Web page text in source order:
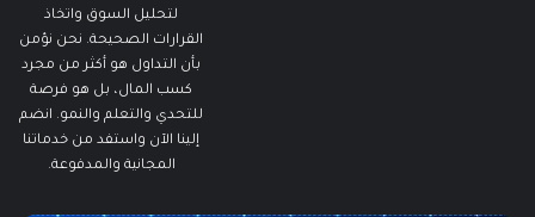
لتحليل السوق واتخاذ
القرارات الصحيحة. نحن نؤمن
بأن التداول هو أكثر من مجرد
كسب المال، بل هو فرصة
للتحدي والتعلم والنمو. انضم
إلينا الآن واستفد من خدماتنا
المجانية والمدفوعة.